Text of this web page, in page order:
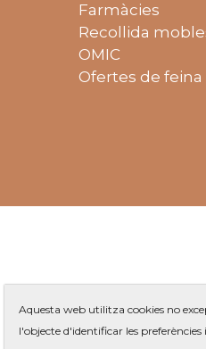
Farmàcies
Recollida
OMIC
Ofertes de feina
Aquesta web utilitza cookies no
l'objecte d'identificar les